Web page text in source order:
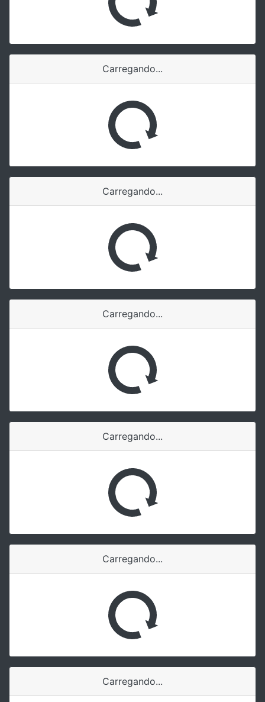
Carregando...
Carregando...
Carregando...
Carregando...
Carregando...
Carregando...